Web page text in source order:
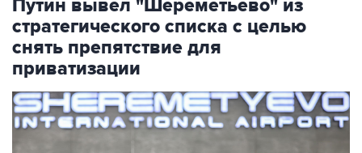
Путин вывел "Шереметьево" из
стратегического списка с целью
снять препятствие для
приватизации